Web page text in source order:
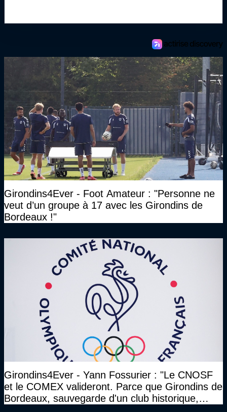
Girondins4Ever - Foot Amateur : "Personne ne
veut d’un groupe à 17 avec les Girondins de
Bordeaux !"
Girondins4Ever - Yann Fossurier : "Le CNOSF
et le COMEX valideront. Parce que Girondins de
Bordeaux, sauvegarde d'un club historique,